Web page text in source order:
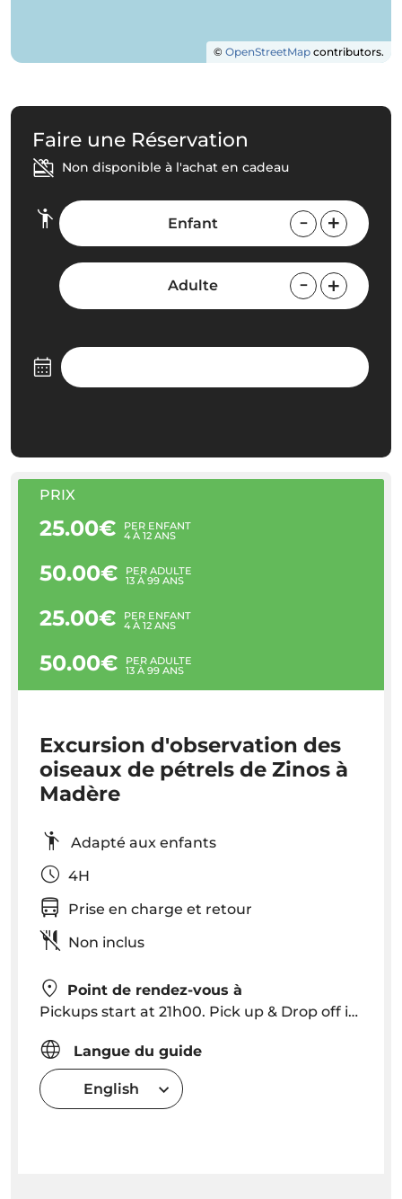
© OpenStreetMap contributors.
Faire une Réservation
Non disponible à l'achat en cadeau
Enfant
Adulte
PRIX
25.00€ PER ENFANT
4 À 12 ANS
50.00€ PER ADULTE
13 À 99 ANS
25.00€ PER ENFANT
4 À 12 ANS
50.00€ PER ADULTE
13 À 99 ANS
Excursion d'observation des
oiseaux de pétrels de Zinos à
Madère
Adapté aux enfants
4H
Prise en charge et retour
Non inclus
Point de rendez-vous à
Pickups start at 21h00. Pick up & Drop off in Funchal, Caniço (please consult for other locations).
Langue du guide
English